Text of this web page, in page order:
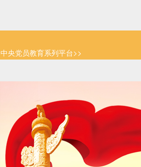
中央党员教育系列平台>>